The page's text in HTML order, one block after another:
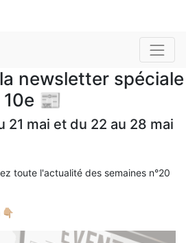
newsletter spéciale
10e 📰
21 mai et du 22 au 28 mai
toute l'actualité des semaines n°20